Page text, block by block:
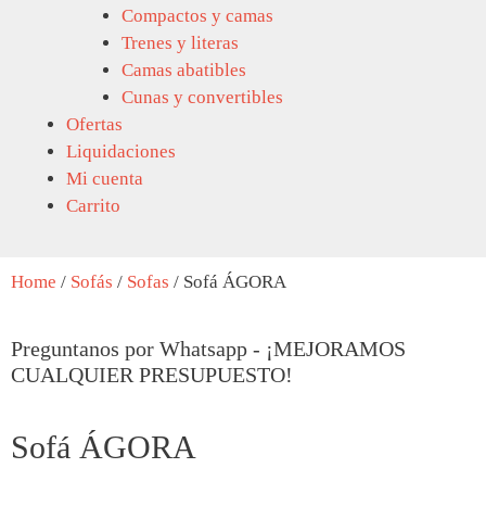
Compactos y camas
Trenes y literas
Camas abatibles
Cunas y convertibles
Ofertas
Liquidaciones
Mi cuenta
Carrito
Home / Sofás / Sofas / Sofá ÁGORA
Preguntanos por Whatsapp - ¡MEJORAMOS
CUALQUIER PRESUPUESTO!
Sofá ÁGORA